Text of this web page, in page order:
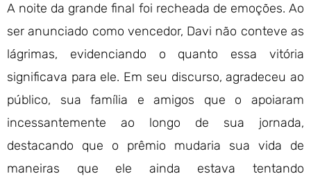
A noite da grande final foi recheada de emoções. Ao
ser anunciado como vencedor, Davi não conteve as
lágrimas, evidenciando o quanto essa vitória
significava para ele. Em seu discurso, agradeceu ao
público, sua família e amigos que o apoiaram
incessantemente ao longo de sua jornada,
destacando que o prêmio mudaria sua vida de
maneiras que ele ainda estava tentando